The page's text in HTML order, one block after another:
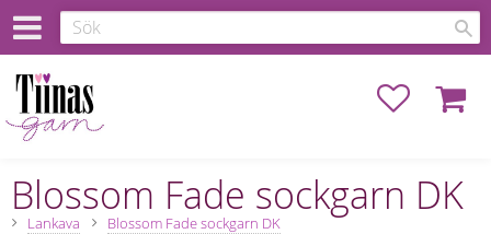
Favoriter
Blossom Fade sockgarn DK
Lankava Blossom Fade sockgarn DK